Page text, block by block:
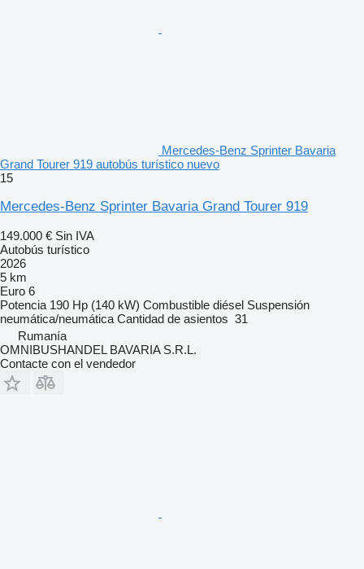
Mercedes-Benz Sprinter Bavaria
Grand Tourer 919 autobús turístico nuevo
15
Mercedes-Benz Sprinter Bavaria Grand Tourer 919
149.000 € Sin IVA
Autobús turístico
2026
5 km
Euro 6
Potencia 190 Hp (140 kW) Combustible diésel Suspensión
neumática/neumática Cantidad de asientos 31
Rumanía
OMNIBUSHANDEL BAVARIA S.R.L.
Contacte con el vendedor